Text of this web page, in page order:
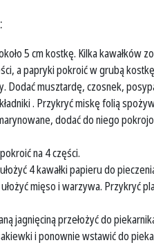
5 cm kostkę. Kilka kawałków
a papryki pokroić w grubą
Dodać musztardę, czosnek,
. Przykryć miskę folią
dodać do niego
na 4 części.
4 kawałki papieru do
mięso i warzywa. Przykryć
jagnięciną przełożyć do
i ponownie wstawić do